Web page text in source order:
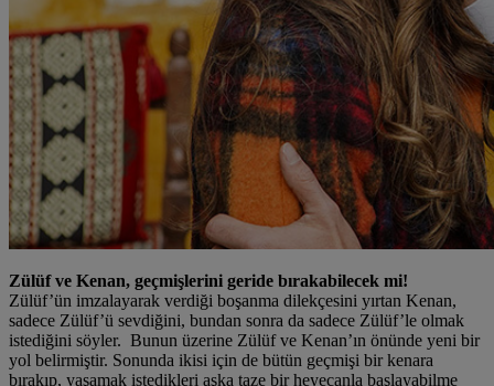
Zülüf ve Kenan, geçmişlerini geride bırakabilecek mi!
Zülüf’ün imzalayarak verdiği boşanma dilekçesini yırtan Kenan,
sadece Zülüf’ü sevdiğini, bundan sonra da sadece Zülüf’le olmak
istediğini söyler. Bunun üzerine Zülüf ve Kenan’ın önünde yeni bir
yol belirmiştir. Sonunda ikisi için de bütün geçmişi bir kenara
bırakıp, yaşamak istedikleri aşka taze bir heyecanla başlayabilme